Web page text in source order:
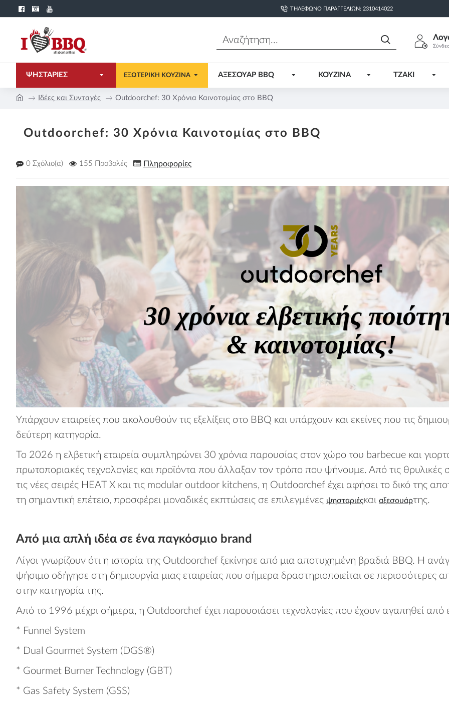
ΤΗΛΈΦΩΝΟ ΠΑΡΑΓΓΕΛΙΏΝ: 2310414022
ΨΗΣΤΑΡΙΕΣ ΕΞΩΤΕΡΙΚΗ ΚΟΥΖΙΝΑ ΑΞΕΣΟΥΑΡ BBQ ΚΟΥΖΙΝΑ ΤΖΑΚΙ
Ιδέες και Συνταγές Outdoorchef: 30 Χρόνια Καινοτομίας στο BBQ
Outdoorchef: 30 Χρόνια Καινοτομίας στο BBQ
0 Σχόλιο(α) 155 Προβολές Πληροφορίες
Υπάρχουν εταιρείες που ακολουθούν τις εξελίξεις στο BBQ και υπάρχουν και εκείνες που τις
δεύτερη κατηγορία.
Το 2026 η ελβετική εταιρεία συμπληρώνει 30 χρόνια παρουσίας στον χώρο του barbecue και
πρωτοποριακές τεχνολογίες και προϊόντα που άλλαξαν τον τρόπο που ψήνουμε. Από τις θρυλικές
τις νέες σειρές HEAT X και τις modular outdoor kitchens, η Outdoorchef έχει αφήσει το δικό
τη σημαντική επέτειο, προσφέρει μοναδικές εκπτώσεις σε επιλεγμένες ψησταριέςκαι αξεσουάρτης.
Από μια απλή ιδέα σε ένα παγκόσμιο brand
Λίγοι γνωρίζουν ότι η ιστορία της Outdoorchef ξεκίνησε από μια αποτυχημένη βραδιά BBQ. Η
ψήσιμο οδήγησε στη δημιουργία μιας εταιρείας που σήμερα δραστηριοποιείται σε περισσότερες
στην κατηγορία της.
Από το 1996 μέχρι σήμερα, η Outdoorchef έχει παρουσιάσει τεχνολογίες που έχουν αγαπηθεί
* Funnel System
* Dual Gourmet System (DGS®)
* Gourmet Burner Technology (GBT)
* Gas Safety System (GSS)